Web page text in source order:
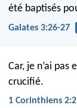
été baptisés
Galates 3:26-27
Car, je n’ai
crucifié.
1 Corinthiens 2:2